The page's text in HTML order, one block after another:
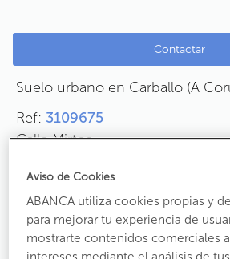
Contactar
Suelo urbano en Carballo (A
Ref: 3109675
Calle Mirtos
430.000 €
Aviso de Cookies
ABANCA utiliza cookies propias y
para mejorar tu experiencia de
mostrarte contenidos comerciales